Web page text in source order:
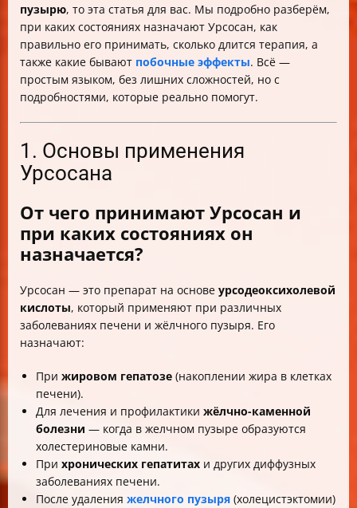
пузырю, то эта статья для вас. Мы подробно разберём,
при каких состояниях назначают Урсосан, как
правильно его принимать, сколько длится терапия, а
также какие бывают побочные эффекты. Всё —
простым языком, без лишних сложностей, но с
подробностями, которые реально помогут.
1. Основы применения
Урсосана
От чего принимают Урсосан и
при каких состояниях он
назначается?
Урсосан — это препарат на основе урсодеоксихолевой
кислоты, который применяют при различных
заболеваниях печени и жёлчного пузыря. Его
назначают:
При жировом гепатозе (накоплении жира в клетках
печени).
Для лечения и профилактики жёлчно-каменной
болезни — когда в желчном пузыре образуются
холестериновые камни.
При хронических гепатитах и других диффузных
заболеваниях печени.
После удаления желчного пузыря (холецистэктомии)